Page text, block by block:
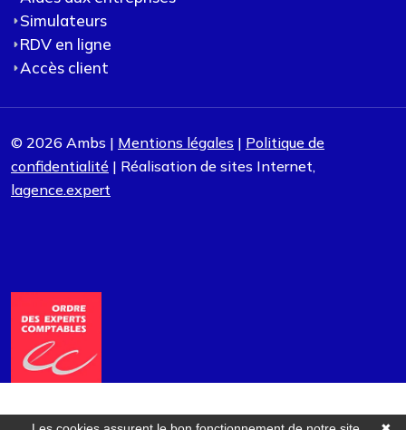
Simulateurs
RDV en ligne
Accès client
© 2026 Ambs | Mentions légales | Politique de
confidentialité | Réalisation de sites Internet,
lagence.expert